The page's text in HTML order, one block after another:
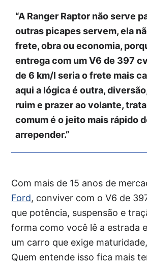
“A Ranger Raptor não serve
outras picapes servem, ela
frete, obra ou economia,
entrega com um V6 de 397
de 6 km/l seria o frete mais
aqui a lógica é outra,
ruim e prazer ao volante,
comum é o jeito mais rápido
arrepender.”
Com mais de 15 anos de
Ford, conviver com o V6 de
que potência, suspensão e
forma como você lê a estrada
um carro que exige
Quem entende isso fica mais